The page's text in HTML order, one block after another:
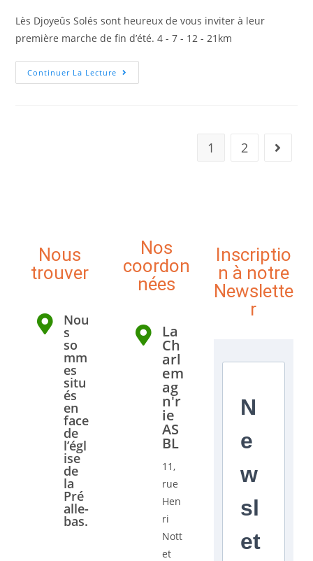
Lès Djoyeûs Solés sont heureux de vous inviter à leur
première marche de fin d’été. 4 - 7 - 12 - 21km
Continuer La Lecture
1 2
Nous
trouver
Nou
s
so
mm
es
situ
és
en
face
de
l’égl
ise
de
la
Pré
alle-
bas.
Nos
coordon
nées
La
Ch
arl
em
ag
n'r
ie
AS
BL
11,
rue
Hen
ri
Nott
et
Inscriptio
n à notre
Newslette
r
N
e
w
sl
et